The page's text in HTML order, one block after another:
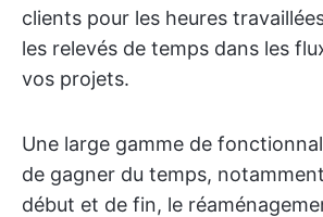
clients pour les heures
les relevés de temps dans les
vos projets.
Une large gamme de
de gagner du temps,
début et de fin, le